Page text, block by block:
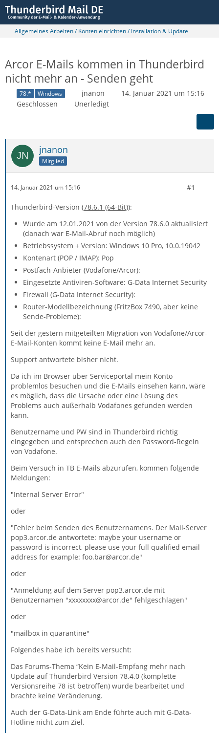
Allgemeines Arbeiten / Konten einrichten / Installation & Update
Arcor E-Mails kommen in Thunderbird
nicht mehr an - Senden geht
78.* Windows jnanon
14. Januar 2021 um 15:16
Geschlossen
Unerledigt
jnanon
Mitglied
14. Januar 2021 um 15:16 #1
Thunderbird-Version (78.6.1 (64-Bit)):
Wurde am 12.01.2021 von der Version 78.6.0 aktualisiert
(danach war E-Mail-Abruf noch möglich)
Betriebssystem + Version: Windows 10 Pro, 10.0.19042
Kontenart (POP / IMAP): Pop
Postfach-Anbieter (Vodafone/Arcor):
Eingesetzte Antiviren-Software: G-Data Internet Security
Firewall (G-Data Internet Security):
Router-Modellbezeichnung (FritzBox 7490, aber keine
Sende-Probleme):
Seit der gestern mitgeteilten Migration von Vodafone/Arcor-
E-Mail-Konten kommt keine E-Mail mehr an.
Support antwortete bisher nicht.
Da ich im Browser über Serviceportal mein Konto
problemlos besuchen und die E-Mails einsehen kann, wäre
es möglich, dass die Ursache oder eine Lösung des
Problems auch außerhalb Vodafones gefunden werden
kann.
Benutzername und PW sind in Thunderbird richtig
eingegeben und entsprechen auch den Password-Regeln
von Vodafone.
Beim Versuch in TB E-Mails abzurufen, kommen folgende
Meldungen:
"Internal Server Error"
oder
"Fehler beim Senden des Benutzernamens. Der Mail-Server
pop3.arcor.de antwortete: maybe your username or
password is incorrect, please use your full qualified email
address for example: foo.bar@arcor.de"
oder
"Anmeldung auf dem Server pop3.arcor.de mit
Benutzernamen "xxxxxxxx@arcor.de" fehlgeschlagen"
oder
"mailbox in quarantine"
Folgendes habe ich bereits versucht:
Das Forums-Thema “Kein E-Mail-Empfang mehr nach
Update auf Thunderbird Version 78.4.0 (komplette
Versionsreihe 78 ist betroffen) wurde bearbeitet und
brachte keine Veränderung.
Auch der G-Data-Link am Ende führte auch mit G-Data-
Hotline nicht zum Ziel.